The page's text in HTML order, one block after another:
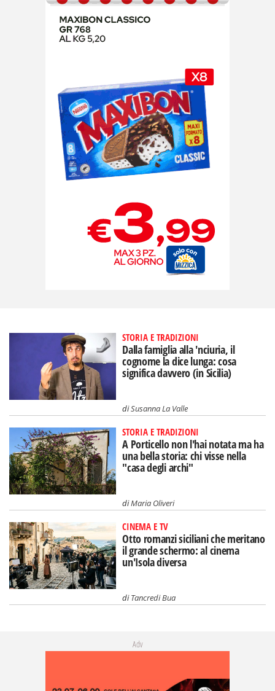
STORIA E TRADIZIONI
Dalla famiglia alla 'nciuria, il
cognome la dice lunga: cosa
significa davvero (in Sicilia)
diSusanna La Valle
STORIA E TRADIZIONI
A Porticello non l'hai notata ma ha
una bella storia: chi visse nella
"casa degli archi"
diMaria Oliveri
CINEMA E TV
Otto romanzi siciliani che meritano
il grande schermo: al cinema
un'Isola diversa
diTancredi Bua
Adv